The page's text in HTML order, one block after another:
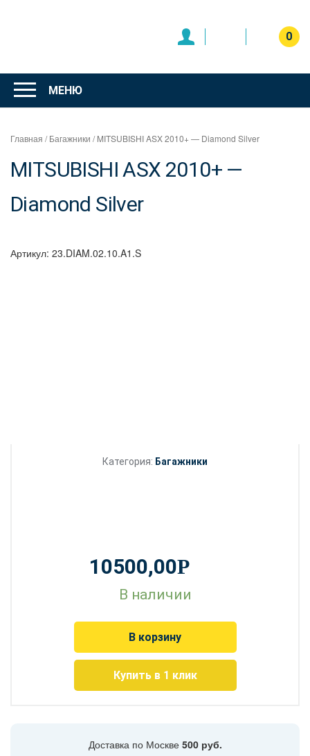
Интернет
магазин
"Can Auto"
0
МЕНЮ
Главная /Багажники / MITSUBISHI ASX 2010+ — Diamond Silver
MITSUBISHI ASX 2010+ —
Diamond Silver
Артикул: 23.DIAM.02.10.A1.S
Категория: Багажники
10500,00Р
В наличии
В корзину
Купить в 1 клик
Доставка по Москве 500 руб.